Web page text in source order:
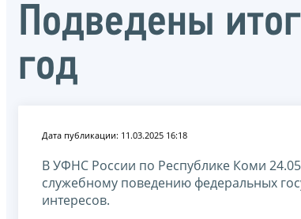
Подведены
год
Дата публикации: 11.03.2025 16:18
В УФНС России по Республике Коми
служебному поведению федеральных
интересов.